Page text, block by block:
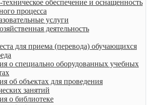
обеспечение и оснащенность
процесса
услуги
деятельность
для приема (перевода) обучающихся
о специально оборудованных учебных
об объектах для проведения
занятий
о библиотеке